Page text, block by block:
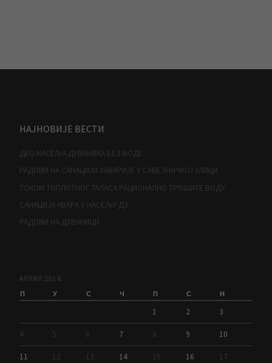
НАЈНОВИЈЕ ВЕСТИ
ДЕО НАСЕЉА ДУВАНИКА БЕЗ ВОДЕ
РАДОВИ НА САНАЦИЈИ ХАВАРИЈЕ У САВЕЗНИЧКОЈ УЛИЦИ
ТОКОМ ТОПЛОТНОГ ТАЛАСА РАЦИОНАЛНО ТРОШИТЕ ВОДУ
САНАЦИЈА КВАРА У НАСЕЉУ Д3
РАДОВИ НА ДУВАНИЦИ
АПРИЛ 2016.
П У С Ч П С Н
1 2 3
4 5 6 7 8 9 10
11 12 13 14 15 16 17